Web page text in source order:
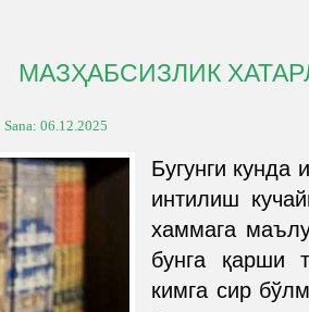
МАЗҲАБСИЗЛИК
Sana: 06.12.2025
Бугунги кунда
интилиш
хаммага
бунга қарши
кимга сир